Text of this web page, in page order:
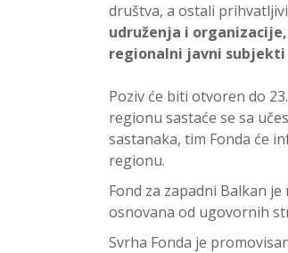
društva, a ostali
udruženja i
regionalni javni subjekti
Poziv će biti otvoren do
regionu sastaće se sa
sastanaka, tim Fonda će
regionu.
Fond za zapadni Balkan
osnovana od ugovornih
Svrha Fonda je